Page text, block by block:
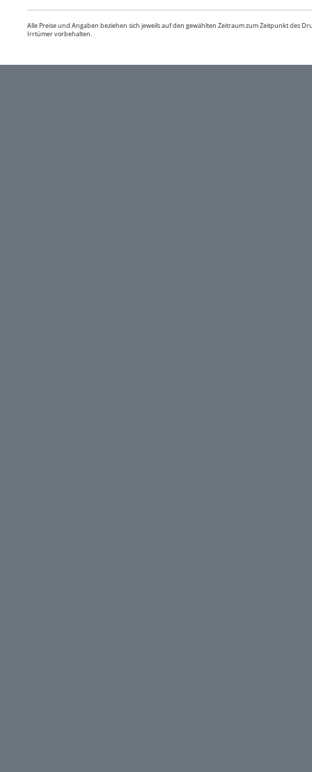
Alle Preise und Angaben beziehen sich jeweils auf den gewählten Zeitraum zum Zeitpunkt des
Irrtümer vorbehalten.